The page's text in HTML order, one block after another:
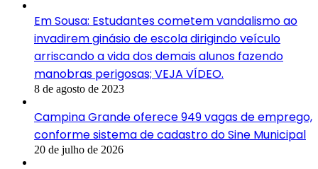
Em Sousa: Estudantes cometem vandalismo ao
invadirem ginásio de escola dirigindo veículo
arriscando a vida dos demais alunos fazendo
manobras perigosas; VEJA VÍDEO.
8 de agosto de 2023
Campina Grande oferece 949 vagas de emprego,
conforme sistema de cadastro do Sine Municipal
20 de julho de 2026